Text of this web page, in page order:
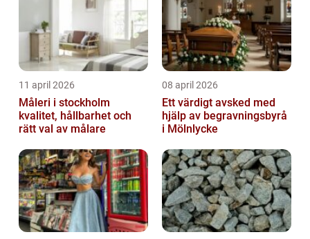
11 april 2026
Måleri i stockholm
kvalitet, hållbarhet och
rätt val av målare
08 april 2026
Ett värdigt avsked med
hjälp av begravningsbyrå
i Mölnlycke